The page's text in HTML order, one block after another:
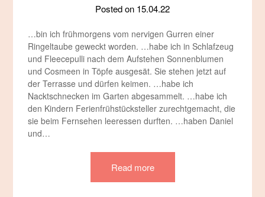
Posted on 15.04.22
…bin ich frühmorgens vom nervigen Gurren einer
Ringeltaube geweckt worden. …habe ich in Schlafzeug
und Fleecepulli nach dem Aufstehen Sonnenblumen
und Cosmeen in Töpfe ausgesät. Sie stehen jetzt auf
der Terrasse und dürfen keimen. …habe ich
Nacktschnecken im Garten abgesammelt. …habe ich
den Kindern Ferienfrühstücksteller zurechtgemacht, die
sie beim Fernsehen leeressen durften. …haben Daniel
und…
Read more